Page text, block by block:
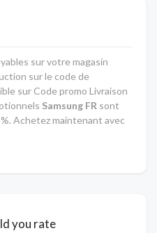
sur votre magasin
sur le code de
sur Code promo Livraison
Samsung FR sont
Achetez maintenant avec
you rate